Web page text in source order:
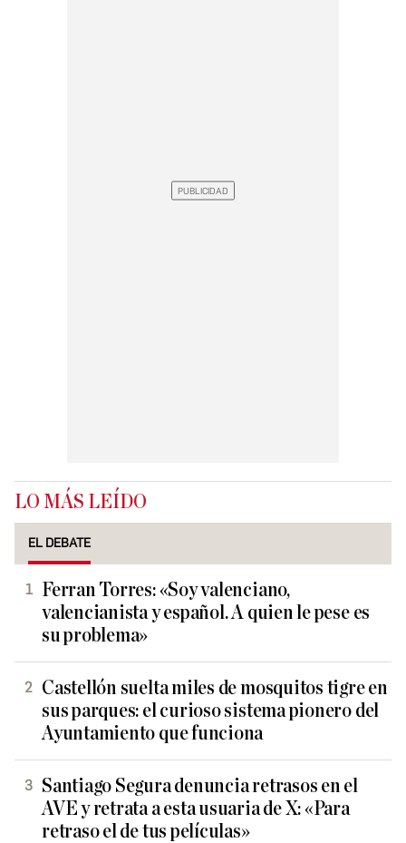
LO MÁS LEÍDO
EL DEBATE
Ferran Torres: «Soy valenciano,
valencianista y español. A quien le pese es
su problema»
Castellón suelta miles de mosquitos tigre en
sus parques: el curioso sistema pionero del
Ayuntamiento que funciona
Santiago Segura denuncia retrasos en el
AVE y retrata a esta usuaria de X: «Para
retraso el de tus películas»